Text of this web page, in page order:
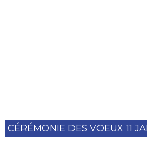
CÉRÉMONIE DES VOEUX 11